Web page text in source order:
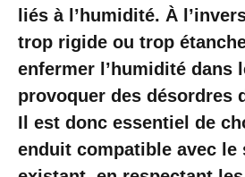
liés à l’humidité. À
trop rigide ou trop
enfermer l’humidité dans
provoquer des désordres
Il est donc essentiel de
enduit compatible avec le